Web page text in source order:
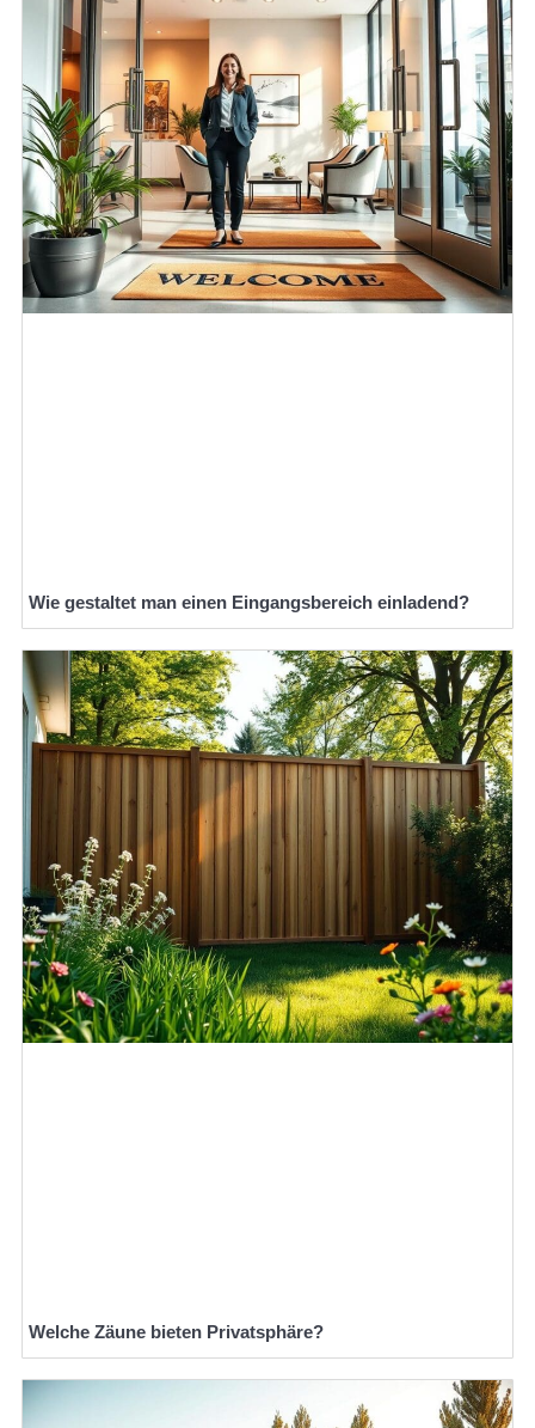
Wie gestaltet man einen Eingangsbereich einladend?
Welche Zäune bieten Privatsphäre?